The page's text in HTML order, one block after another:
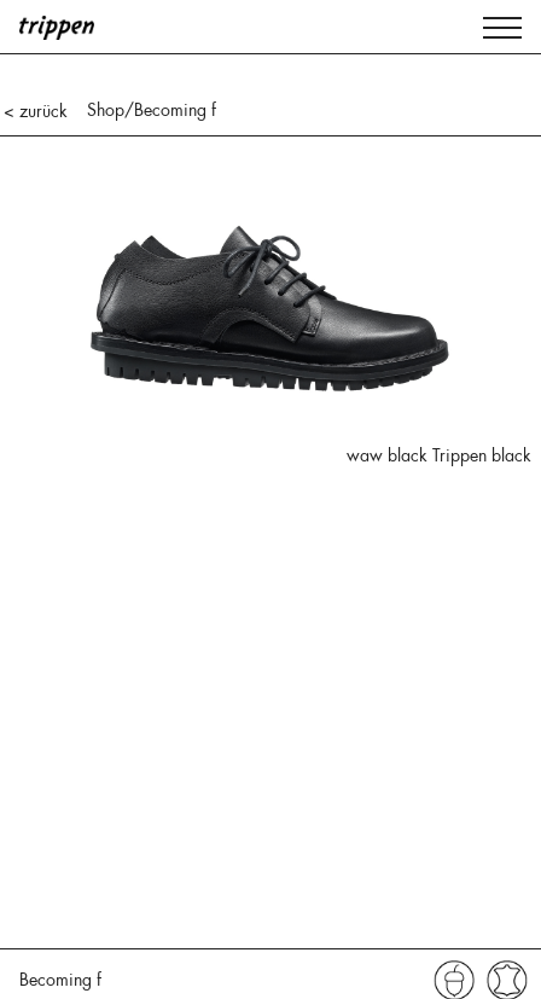
< zurück Shop/Becoming f
waw black Trippen black
Becoming f